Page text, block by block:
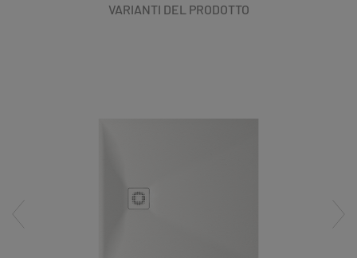
VARIANTI DEL PRODOTTO